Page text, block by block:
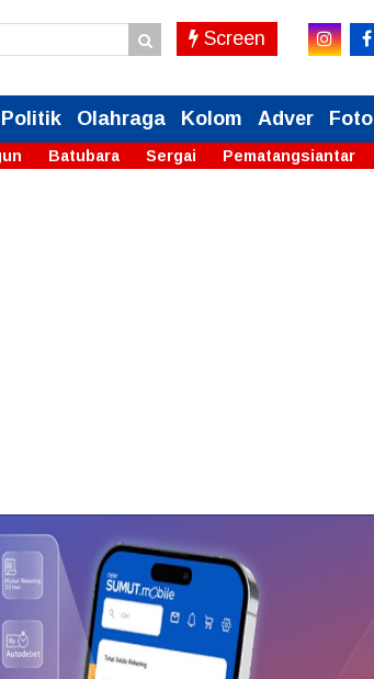
Screen
Politik Olahraga Kolom Adver Foto
Batubara Sergai Pematangsiantar